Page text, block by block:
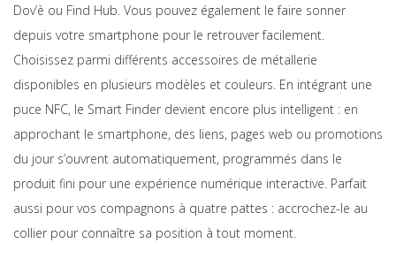
Dov’è ou Find Hub. Vous pouvez également le faire sonner
depuis votre smartphone pour le retrouver facilement.
Choisissez parmi différents accessoires de métallerie
disponibles en plusieurs modèles et couleurs. En intégrant une
puce NFC, le Smart Finder devient encore plus intelligent : en
approchant le smartphone, des liens, pages web ou promotions
du jour s’ouvrent automatiquement, programmés dans le
produit fini pour une expérience numérique interactive. Parfait
aussi pour vos compagnons à quatre pattes : accrochez-le au
collier pour connaître sa position à tout moment.